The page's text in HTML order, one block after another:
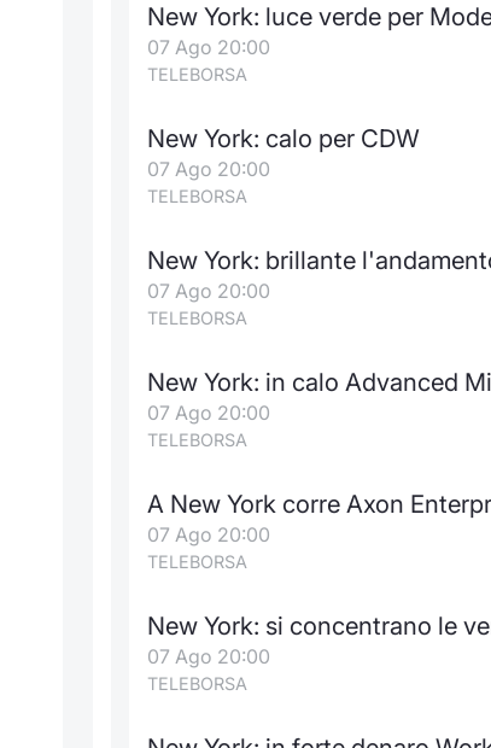
New York: luce verde per
07 Ago 20:00
TELEBORSA
New York: calo per CDW
07 Ago 20:00
TELEBORSA
New York: brillante
07 Ago 20:00
TELEBORSA
New York: in calo Advanced
07 Ago 20:00
TELEBORSA
A New York corre Axon
07 Ago 20:00
TELEBORSA
New York: si concentrano le
07 Ago 20:00
TELEBORSA